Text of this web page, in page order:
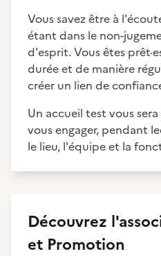
Vous savez être à
étant dans le non-
d'esprit. Vous êtes
durée et de manière
créer un lien de
Un accueil test vous
vous engager, pendant
le lieu, l'équipe et la
Découvrez
et Promotion